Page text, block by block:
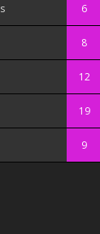
6
8
12
19
9